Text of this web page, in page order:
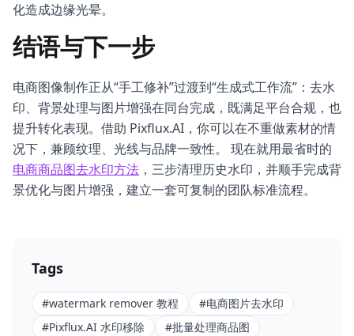
化造成边缘光晕。
结语与下一步
电商图像制作正从“手工修补”过渡到“生成式工作流”：去水
印、背景处理与图片增强在同台完成，既满足平台合规，也
提升转化表现。借助 Pixflux.AI，你可以在不重做素材的情
况下，兼顾纹理、光线与品牌一致性。 现在就用最省时的
电商商品图去水印方法 ，三步清理历史水印，并顺手完成背
景优化与图片增强，建立一套可复制的团队标准流程。
Tags
#watermark remover 教程 #电商图片去水印
#Pixflux.AI 水印移除 #批量处理商品图